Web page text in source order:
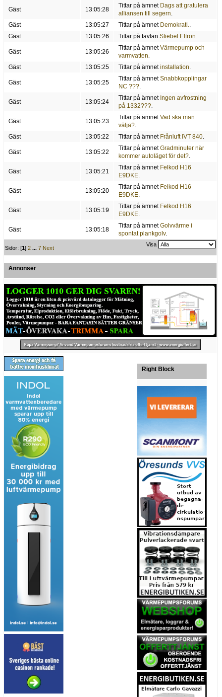
Gäst 13:05:28
Tittar på ämnet Dags att gratulera
alliansen till segern.
Gäst
13:05:27 Tittar på ämnet Demokrati..
Gäst
13:05:26 Tittar på tavlan Stiebel Eltron.
Gäst 13:05:26
Tittar på ämnetVärmepump och
varmvatten.
Gäst
13:05:25 Tittar på ämnetinstallation.
Gäst 13:05:25
Tittar på ämnetSnabbkopplingar
NC ???.
Gäst 13:05:24
Tittar på ämnet Ingen avfrostning
på 1332???.
Gäst 13:05:23
Tittar på ämnetVad ska man
välja?.
Gäst
13:05:22 Tittar på ämnet Frånluft IVT 840.
Gäst 13:05:22
Tittar på ämnetGradminuter när
kommer autoläget för det?.
Gäst 13:05:21
Tittar på ämnet Felkod H16
E9DKE.
Gäst 13:05:20
Tittar på ämnet Felkod H16
E9DKE.
Gäst 13:05:19
Tittar på ämnet Felkod H16
E9DKE.
Gäst 13:05:18
Tittar på ämnetGolvvärme i
spontat plankgolv.
Sidor: [1]2 ...7 Next
Visa
Annonser
Right Block